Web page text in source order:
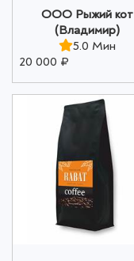
ООО Рыжий кот
(Владимир)
5.0 Мин
20 000 ₽